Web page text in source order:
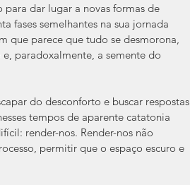
dar lugar a novas formas de
fases semelhantes na sua jornada
que parece que tudo se desmorona,
paradoxalmente, a semente do
do desconforto e buscar respostas
tempos de aparente catatonia
render-nos. Render-nos não
permitir que o espaço escuro e